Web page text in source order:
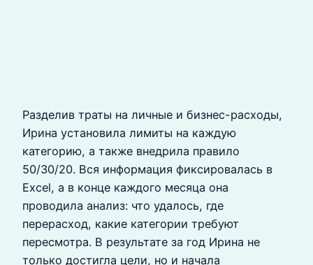
Разделив траты на личные и бизнес-расходы,
Ирина установила лимиты на каждую
категорию, а также внедрила правило
50/30/20. Вся информация фиксировалась в
Excel, а в конце каждого месяца она
проводила анализ: что удалось, где
перерасход, какие категории требуют
пересмотра. В результате за год Ирина не
только достигла цели, но и начала